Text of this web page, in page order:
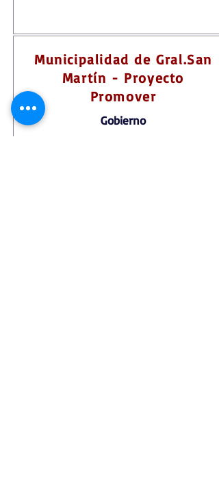
Municipalidad de Gral.San
Martín - Proyecto
Promover
Gobierno